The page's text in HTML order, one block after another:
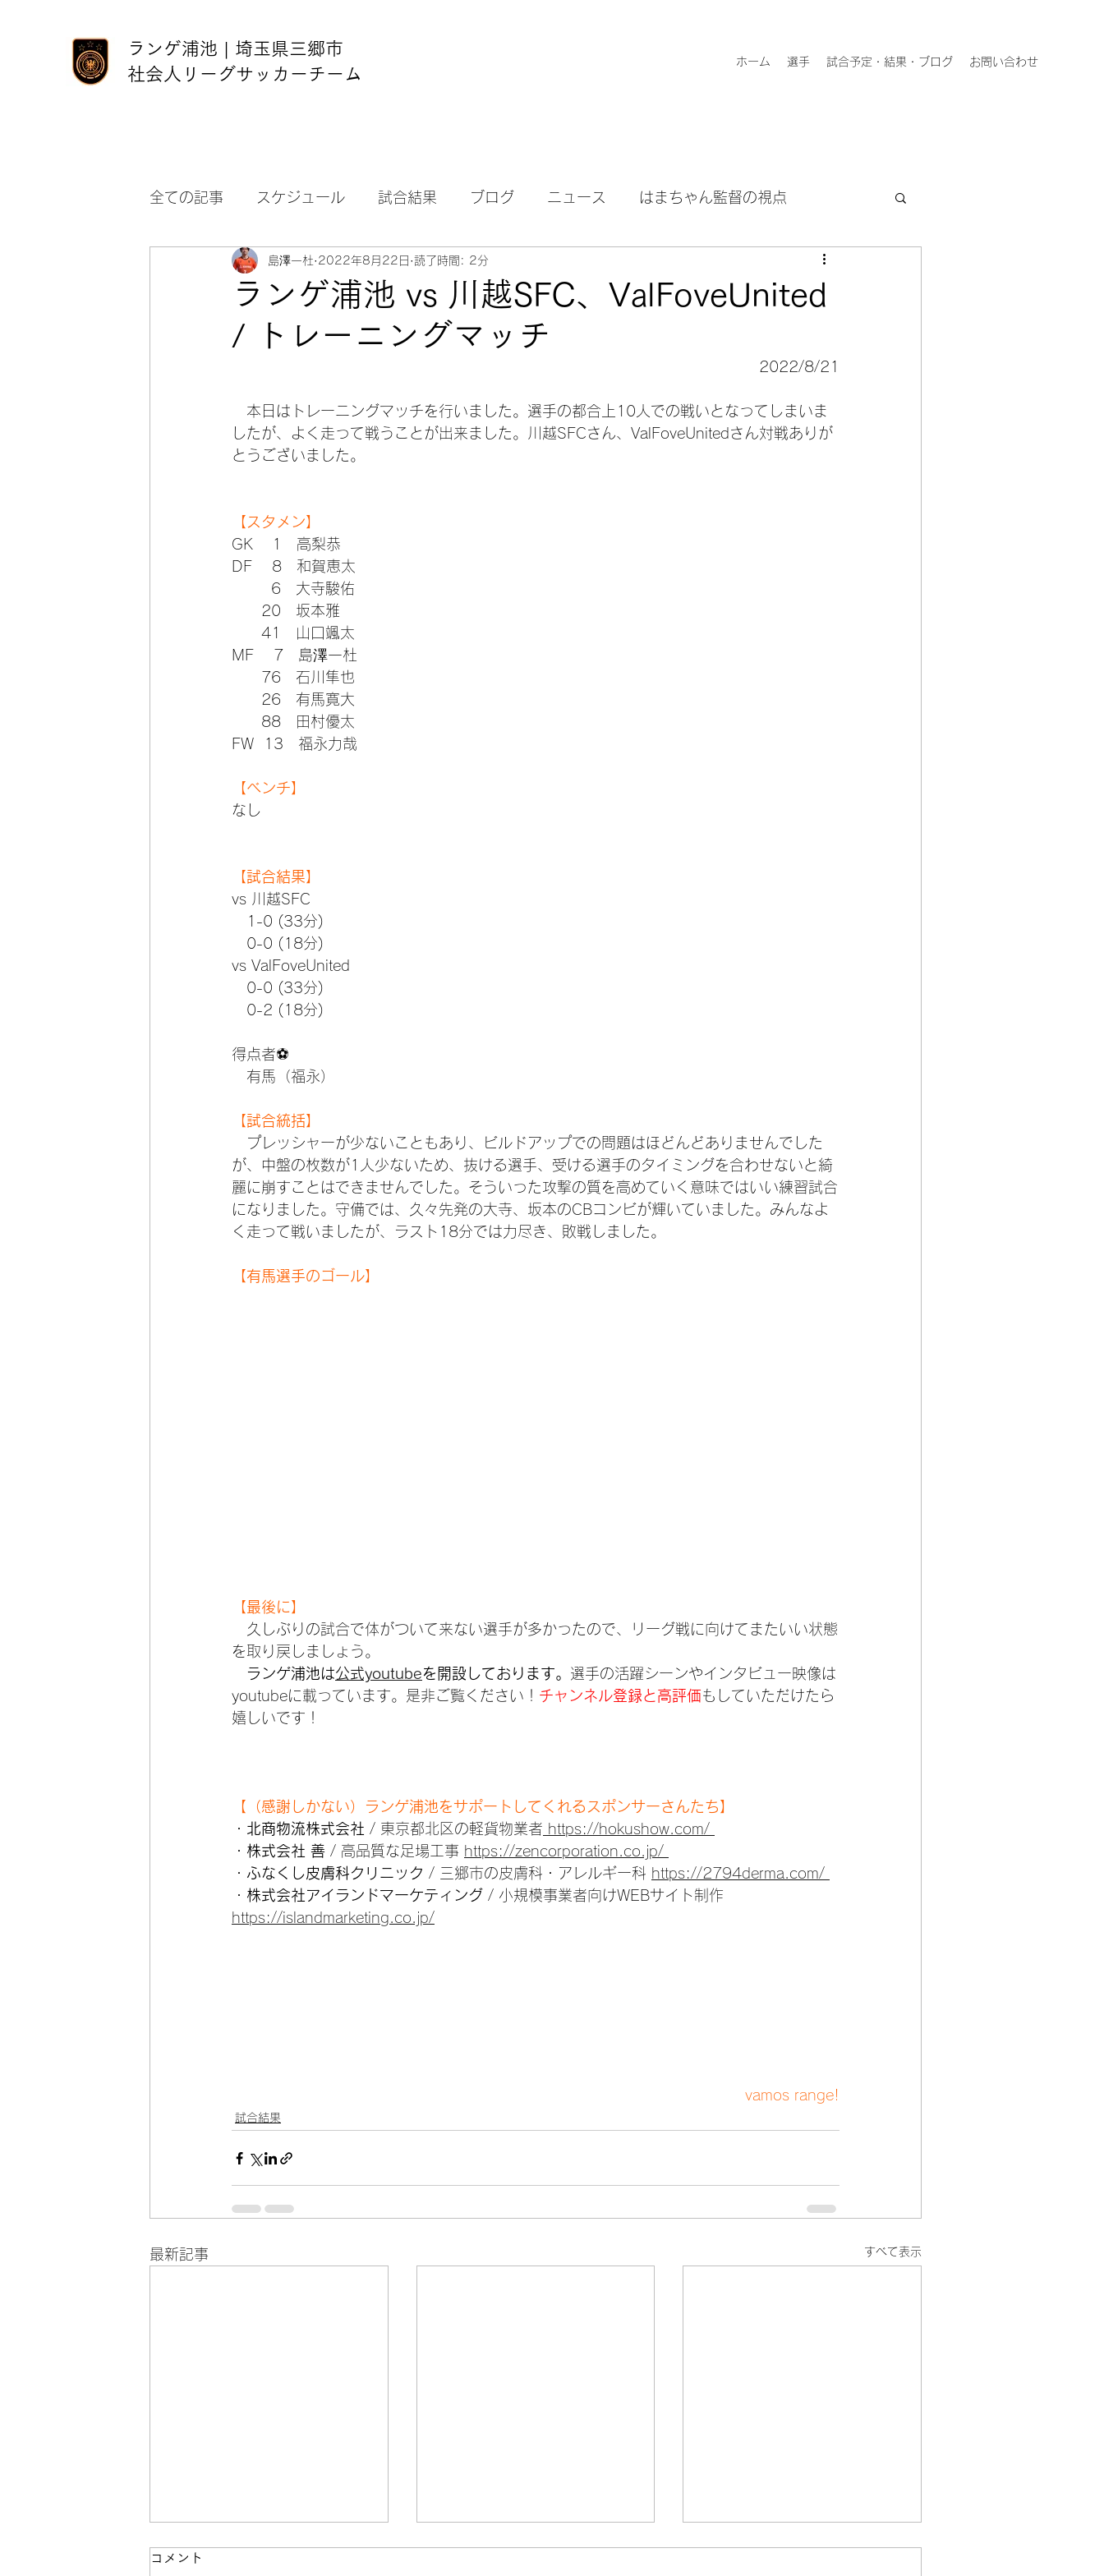
ランゲ浦池 | 埼玉県三郷市
社会人リーグサッカーチーム
ホーム 選手 試合予定・結果・ブログ お問い合わせ
全ての記事 スケジュール 試合結果 ブログ ニュース はまちゃん監督の視点
ランゲ浦池 vs 川越SFC、ValFoveUnited
/ トレーニングマッチ
島澤一杜 2022年8月22日 読了時間: 2分
2022/8/21
本日はトレーニングマッチを行いました。選手の都合上10人での戦いとなってしまいま
したが、よく走って戦うことが出来ました。川越SFCさん、ValFoveUnitedさん対戦ありが
とうございました。
【スタメン】
GK    1　高梨恭
DF    8　和賀恵太
        6　大寺駿佑
      20　坂本雅
      41　山口颯太
MF    7　島澤一杜
      76　石川隼也
      26　有馬寛大
      88　田村優太
FW  13　福永力哉
【ベンチ】
なし
【試合結果】
vs 川越SFC
1-0 (33分)
0-0 (18分)
vs ValFoveUnited
0-0 (33分)
0-2 (18分)
得点者⚽
有馬（福永）
【試合統括】
プレッシャーが少ないこともあり、ビルドアップでの問題はほどんどありませんでした
が、中盤の枚数が1人少ないため、抜ける選手、受ける選手のタイミングを合わせないと綺
麗に崩すことはできませんでした。そういった攻撃の質を高めていく意味ではいい練習試合
になりました。守備では、久々先発の大寺、坂本のCBコンビが輝いていました。みんなよ
く走って戦いましたが、ラスト18分では力尽き、敗戦しました。
【有馬選手のゴール】
【最後に】
久しぶりの試合で体がついて来ない選手が多かったので、リーグ戦に向けてまたいい状態
を取り戻しましょう。
ランゲ浦池は公式youtubeを開設しております。 選手の活躍シーンやインタビュー映像は
youtubeに載っています。是非ご覧ください！ チャンネル登録と高評価もしていただけたら
嬉しいです！
【（感謝しかない）ランゲ浦池をサポートしてくれるスポンサーさんたち】
・ 北商物流株式会社 / 東京都北区の軽貨物業者 https://hokushow.com/
・ 株式会社 善 / 高品質な足場工事 https://zencorporation.co.jp/
・ ふなくし皮膚科クリニック / 三郷市の皮膚科・アレルギー科 https://2794derma.com/
・ 株式会社アイランドマーケティング / 小規模事業者向けWEBサイト制作
https://islandmarketing.co.jp/
vamos range!
試合結果
最新記事 すべて表示
コメント